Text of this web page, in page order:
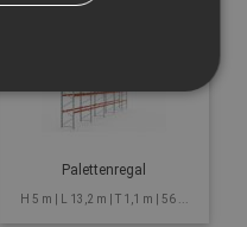
Palettenregal
H 5 m | L 13,2 m | T 1,1 m | 56 ...